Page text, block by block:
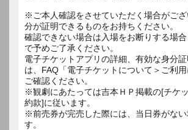
※ご本人確認をさせていただく場合がご
分が証明できるものをお持ちください。
確認できない場合は入場をお断りする場
で予めご了承ください。
電子チケットアプリの詳細、有効な身分
は、FAQ「電子チケットについて＞ご利
ご確認ください。
※観劇にあたっては吉本ＨＰ掲載の[チケ
約款]に従います。
※前売券が完売した際には、当日券がない
す。